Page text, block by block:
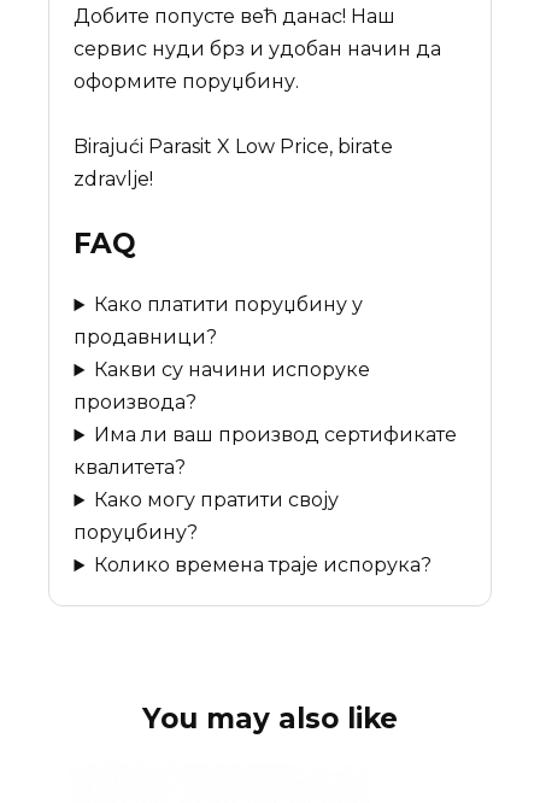
Добите попусте већ данас! Наш
сервис нуди брз и удобан начин да
оформите поруџбину.
Birajući Parasit X Low Price, birate
zdravlje!
FAQ
Како платити поруџбину у
продавници?
Какви су начини испоруке
производа?
Има ли ваш производ сертификате
квалитета?
Како могу пратити своју
поруџбину?
Колико времена траје испорука?
You may also like